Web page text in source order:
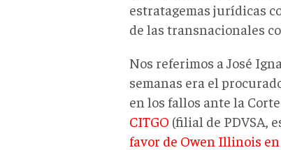
estratagemas jurídicas
de las transnacionales
Nos referimos a José
semanas era el
en los fallos ante la
CITGO (filial de PDVSA,
favor de Owen Illinois